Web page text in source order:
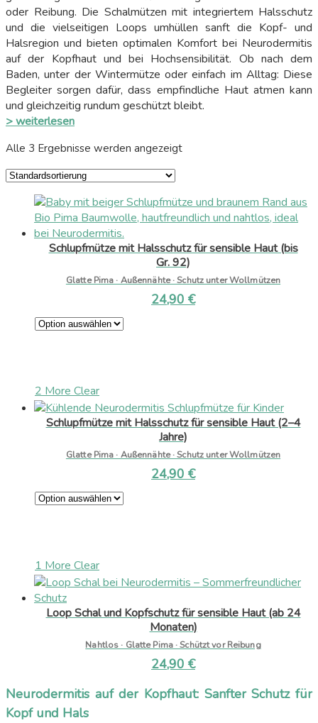
oder Reibung. Die Schalmützen mit integriertem Halsschutz
und die vielseitigen Loops umhüllen sanft die Kopf- und
Halsregion und bieten optimalen Komfort bei Neurodermitis
auf der Kopfhaut und bei Hochsensibilität. Ob nach dem
Baden, unter der Wintermütze oder einfach im Alltag: Diese
Begleiter sorgen dafür, dass empfindliche Haut atmen kann
und gleichzeitig rundum geschützt bleibt.
> weiterlesen
Alle 3 Ergebnisse werden angezeigt
Schlupfmütze mit Halsschutz für sensible Haut (bis
Gr. 92)
Glatte Pima · Außennähte · Schutz unter Wollmützen
24,90 €
2 More Clear
Schlupfmütze mit Halsschutz für sensible Haut (2–4
Jahre)
Glatte Pima · Außennähte · Schutz unter Wollmützen
24,90 €
1 More Clear
Loop Schal und Kopfschutz für sensible Haut (ab 24
Monaten)
Nahtlos · Glatte Pima · Schützt vor Reibung
24,90 €
Neurodermitis auf der Kopfhaut: Sanfter Schutz für
Kopf und Hals